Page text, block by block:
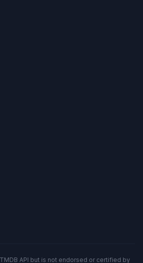
API but is not endorsed or certified by